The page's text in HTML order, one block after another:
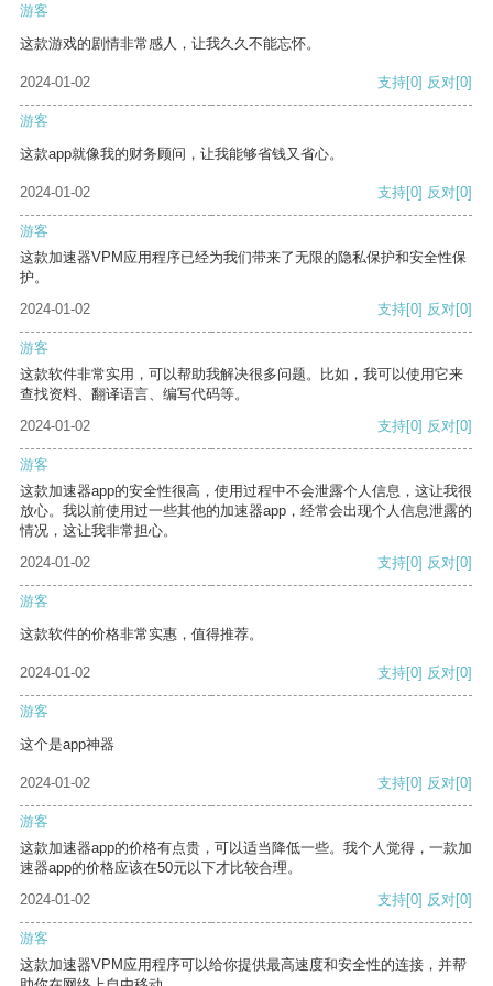
游客
这款游戏的剧情非常感人，让我久久不能忘怀。
2024-01-02 支持[0] 反对[0]
游客
这款app就像我的财务顾问，让我能够省钱又省心。
2024-01-02 支持[0] 反对[0]
游客
这款加速器VPM应用程序已经为我们带来了无限的隐私保护和安全性保
护。
2024-01-02
支持[0] 反对[0]
游客
这款软件非常实用，可以帮助我解决很多问题。比如，我可以使用它来
查找资料、翻译语言、编写代码等。
2024-01-02
支持[0] 反对[0]
游客
这款加速器app的安全性很高，使用过程中不会泄露个人信息，这让我很
放心。我以前使用过一些其他的加速器app，经常会出现个人信息泄露的
情况，这让我非常担心。
2024-01-02
支持[0] 反对[0]
游客
这款软件的价格非常实惠，值得推荐。
2024-01-02 支持[0] 反对[0]
游客
这个是app神器
2024-01-02 支持[0] 反对[0]
游客
这款加速器app的价格有点贵，可以适当降低一些。我个人觉得，一款加
速器app的价格应该在50元以下才比较合理。
2024-01-02
支持[0] 反对[0]
游客
这款加速器VPM应用程序可以给你提供最高速度和安全性的连接，并帮